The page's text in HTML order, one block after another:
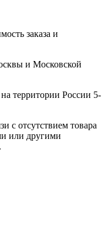
заказа и
и Московской
территории России 5-
с отсутствием товара
или другими